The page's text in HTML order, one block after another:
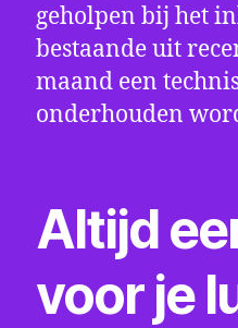
geholpen bij het
bestaande uit
maand een
onderhouden
Altijd
voor je